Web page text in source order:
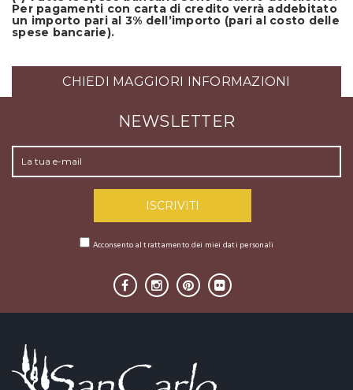
Per pagamenti con carta di credito verrà addebitato
un importo pari al 3% dell’importo (pari al costo delle
spese bancarie).
CHIEDI MAGGIORI INFORMAZIONI
NEWSLETTER
Acconsento al trattamento dei miei dati personali